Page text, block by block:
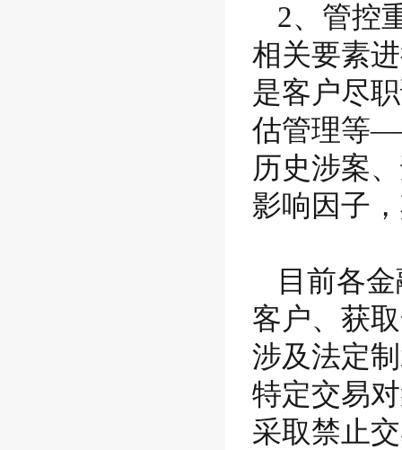
2、管控
相关要素
是客户尽
估管理等
历史涉案
影响因子
目前各
客户、获
涉及法定
特定交易
采取禁止